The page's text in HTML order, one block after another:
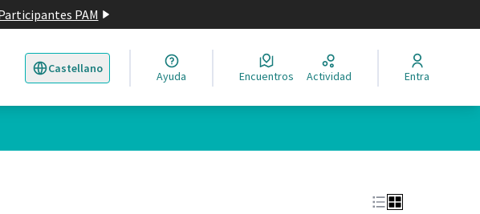
PAM
Castellano
Triar la llengua Elegir el idioma
Ayuda Encuentros Actividad Entra